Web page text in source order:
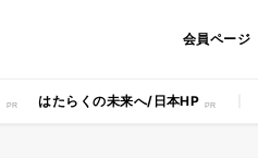
会員ページ
はたらくの未来へ/日本HP